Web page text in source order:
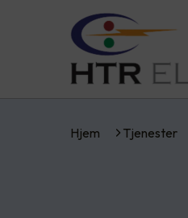
Hjem Tjenester